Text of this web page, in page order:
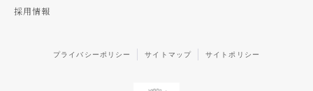
採用情報
プライバシーポリシー サイトマップ サイトポリシー